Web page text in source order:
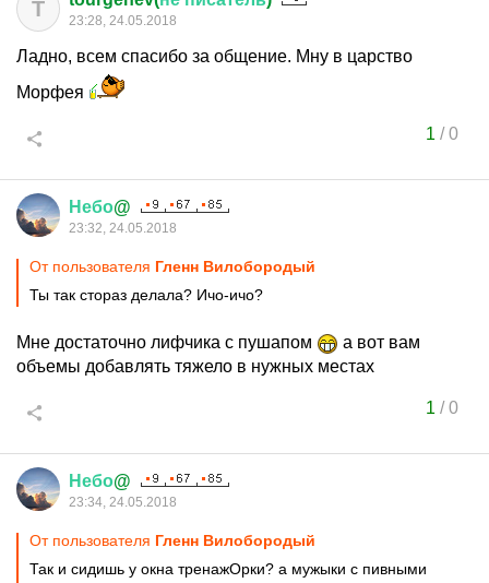
T 23:28, 24.05.2018
Ладно, всем спасибо за общение. Мну в царство
Морфея
1 /0
Небо@
23:32, 24.05.2018
От пользователя Гленн Вилобородый
Ты так стораз делала? Ичо-ичо?
Мне достаточно лифчика с пушапом
а вот вам
объемы добавлять тяжело в нужных местах
1 /0
Небо@
23:34, 24.05.2018
От пользователя Гленн Вилобородый
Так и сидишь у окна тренажОрки? а мужыки с пивными